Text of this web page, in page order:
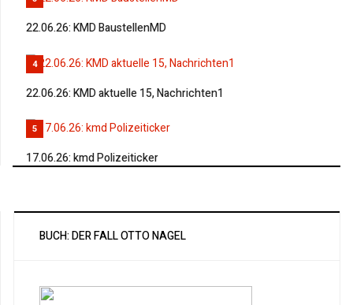
22.06.26: KMD BaustellenMD
4
22.06.26: KMD aktuelle 15, Nachrichten1
5
17.06.26: kmd Polizeiticker
BUCH: DER FALL OTTO NAGEL